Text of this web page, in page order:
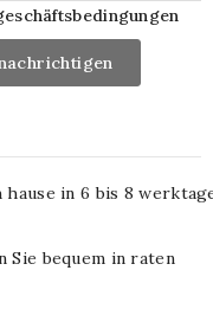
in 6 bis 8
Sie bequem in raten